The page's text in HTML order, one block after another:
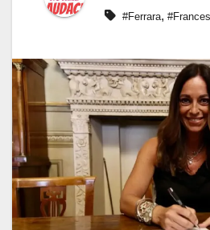
#Ferrara,